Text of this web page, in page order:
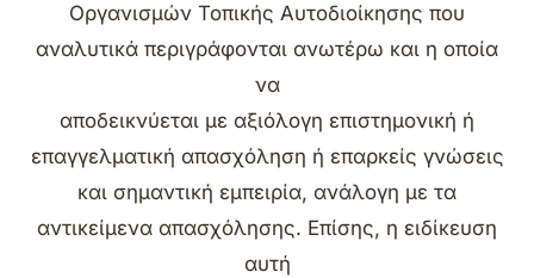
Οργανισμών Τοπικής Αυτοδιοίκησης που
αναλυτικά περιγράφονται ανωτέρω και η οποία
να
αποδεικνύεται με αξιόλογη επιστημονική ή
επαγγελματική απασχόληση ή επαρκείς γνώσεις
και σημαντική εμπειρία, ανάλογη με τα
αντικείμενα απασχόλησης. Επίσης, η ειδίκευση
αυτή